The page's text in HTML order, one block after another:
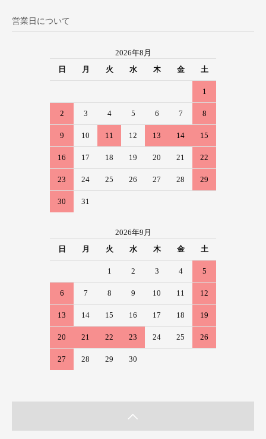
営業日について
2026年8月
日
月 火 水 木 金 土
1
2 3 4 5 6 7 8
9 10 11 12 13 14 15
16 17 18 19 20 21 22
23 24 25 26 27 28 29
30 31
2026年9月
日
月 火 水 木 金 土
1 2 3 4 5
6 7 8 9 10 11 12
13 14 15 16 17 18 19
20 21 22 23 24 25 26
27 28 29 30